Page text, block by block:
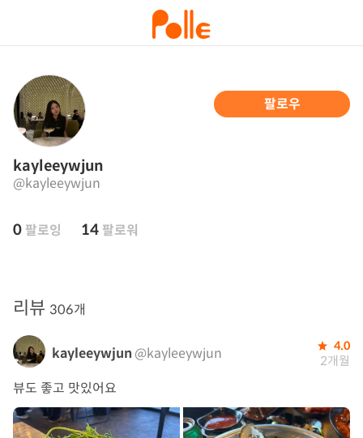
팔로우
kayleeywjun
@kayleeywjun
0 팔로잉 14 팔로워
리뷰 306개
kayleeywjun @kayleeywjun 4.0
2개월
뷰도 좋고 맛있어요